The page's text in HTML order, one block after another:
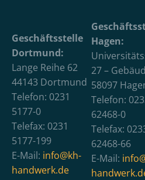
Geschäftsstelle
Dortmund:
Lange Reihe 62
44143 Dortmund
Telefon: 0231
5177-0
Telefax: 0231
5177-199
E-Mail: info@kh-
handwerk.de
Hagen:
27 –
58097
Telefon:
62468-0
Telefax:
62468-66
E-Mail: